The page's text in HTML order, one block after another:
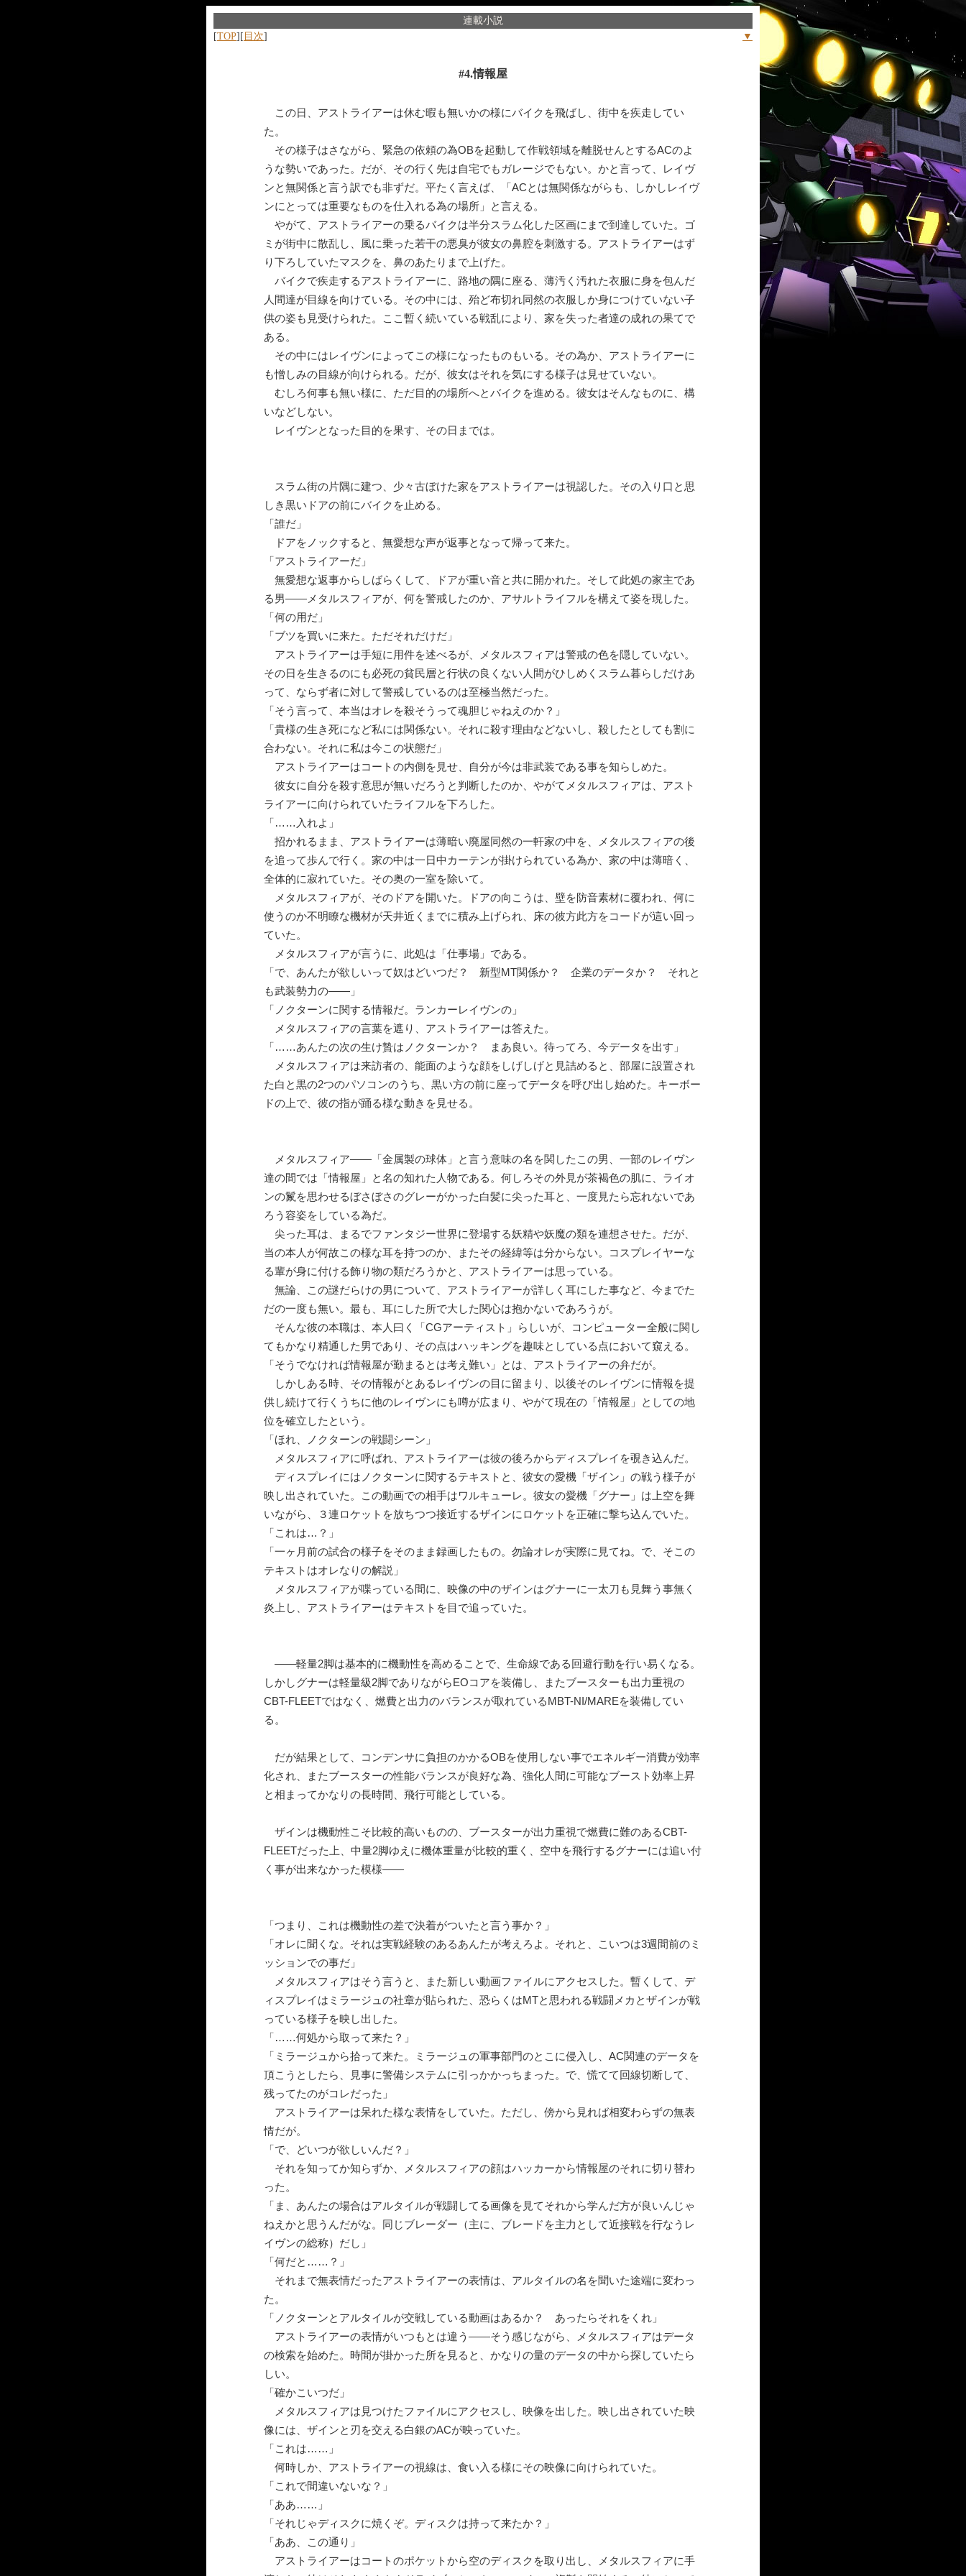
連載小説
[TOP][ 目次] ▼
#4.情報屋
この日、アストライアーは休む暇も無いかの様にバイクを飛ばし、街中を疾走してい
た。
その様子はさながら、緊急の依頼の為OBを起動して作戦領域を離脱せんとするACのよ
うな勢いであった。だが、その行く先は自宅でもガレージでもない。かと言って、レイヴ
ンと無関係と言う訳でも非ずだ。平たく言えば、「ACとは無関係ながらも、しかしレイヴ
ンにとっては重要なものを仕入れる為の場所」と言える。
やがて、アストライアーの乗るバイクは半分スラム化した区画にまで到達していた。ゴ
ミが街中に散乱し、風に乗った若干の悪臭が彼女の鼻腔を刺激する。アストライアーはず
り下ろしていたマスクを、鼻のあたりまで上げた。
バイクで疾走するアストライアーに、路地の隅に座る、薄汚く汚れた衣服に身を包んだ
人間達が目線を向けている。その中には、殆ど布切れ同然の衣服しか身につけていない子
供の姿も見受けられた。ここ暫く続いている戦乱により、家を失った者達の成れの果てで
ある。
その中にはレイヴンによってこの様になったものもいる。その為か、アストライアーに
も憎しみの目線が向けられる。だが、彼女はそれを気にする様子は見せていない。
むしろ何事も無い様に、ただ目的の場所へとバイクを進める。彼女はそんなものに、構
いなどしない。
レイヴンとなった目的を果す、その日までは。
スラム街の片隅に建つ、少々古ぼけた家をアストライアーは視認した。その入り口と思
しき黒いドアの前にバイクを止める。
「誰だ」
ドアをノックすると、無愛想な声が返事となって帰って来た。
「アストライアーだ」
無愛想な返事からしばらくして、ドアが重い音と共に開かれた。そして此処の家主であ
る男――メタルスフィアが、何を警戒したのか、アサルトライフルを構えて姿を現した。
「何の用だ」
「ブツを買いに来た。ただそれだけだ」
アストライアーは手短に用件を述べるが、メタルスフィアは警戒の色を隠していない。
その日を生きるのにも必死の貧民層と行状の良くない人間がひしめくスラム暮らしだけあ
って、ならず者に対して警戒しているのは至極当然だった。
「そう言って、本当はオレを殺そうって魂胆じゃねえのか？」
「貴様の生き死になど私には関係ない。それに殺す理由などないし、殺したとしても割に
合わない。それに私は今この状態だ」
アストライアーはコートの内側を見せ、自分が今は非武装である事を知らしめた。
彼女に自分を殺す意思が無いだろうと判断したのか、やがてメタルスフィアは、アスト
ライアーに向けられていたライフルを下ろした。
「……入れよ」
招かれるまま、アストライアーは薄暗い廃屋同然の一軒家の中を、メタルスフィアの後
を追って歩んで行く。家の中は一日中カーテンが掛けられている為か、家の中は薄暗く、
全体的に寂れていた。その奥の一室を除いて。
メタルスフィアが、そのドアを開いた。ドアの向こうは、壁を防音素材に覆われ、何に
使うのか不明瞭な機材が天井近くまでに積み上げられ、床の彼方此方をコードが這い回っ
ていた。
メタルスフィアが言うに、此処は「仕事場」である。
「で、あんたが欲しいって奴はどいつだ？ 新型MT関係か？ 企業のデータか？ それと
も武装勢力の――」
「ノクターンに関する情報だ。ランカーレイヴンの」
メタルスフィアの言葉を遮り、アストライアーは答えた。
「……あんたの次の生け贄はノクターンか？ まあ良い。待ってろ、今データを出す」
メタルスフィアは来訪者の、能面のような顔をしげしげと見詰めると、部屋に設置され
た白と黒の2つのパソコンのうち、黒い方の前に座ってデータを呼び出し始めた。キーボー
ドの上で、彼の指が踊る様な動きを見せる。
メタルスフィア――「金属製の球体」と言う意味の名を関したこの男、一部のレイヴン
達の間では「情報屋」と名の知れた人物である。何しろその外見が茶褐色の肌に、ライオ
ンの鬣を思わせるぼさぼさのグレーがかった白髪に尖った耳と、一度見たら忘れないであ
ろう容姿をしている為だ。
尖った耳は、まるでファンタジー世界に登場する妖精や妖魔の類を連想させた。だが、
当の本人が何故この様な耳を持つのか、またその経緯等は分からない。コスプレイヤーな
る輩が身に付ける飾り物の類だろうかと、アストライアーは思っている。
無論、この謎だらけの男について、アストライアーが詳しく耳にした事など、今までた
だの一度も無い。最も、耳にした所で大した関心は抱かないであろうが。
そんな彼の本職は、本人曰く「CGアーティスト」らしいが、コンピューター全般に関し
てもかなり精通した男であり、その点はハッキングを趣味としている点において窺える。
「そうでなければ情報屋が勤まるとは考え難い」とは、アストライアーの弁だが。
しかしある時、その情報がとあるレイヴンの目に留まり、以後そのレイヴンに情報を提
供し続けて行くうちに他のレイヴンにも噂が広まり、やがて現在の「情報屋」としての地
位を確立したという。
「ほれ、ノクターンの戦闘シーン」
メタルスフィアに呼ばれ、アストライアーは彼の後ろからディスプレイを覗き込んだ。
ディスプレイにはノクターンに関するテキストと、彼女の愛機「ザイン」の戦う様子が
映し出されていた。この動画での相手はワルキューレ。彼女の愛機「グナー」は上空を舞
いながら、３連ロケットを放ちつつ接近するザインにロケットを正確に撃ち込んでいた。
「これは…？」
「一ヶ月前の試合の様子をそのまま録画したもの。勿論オレが実際に見てね。で、そこの
テキストはオレなりの解説」
メタルスフィアが喋っている間に、映像の中のザインはグナーに一太刀も見舞う事無く
炎上し、アストライアーはテキストを目で追っていた。
――軽量2脚は基本的に機動性を高めることで、生命線である回避行動を行い易くなる。
しかしグナーは軽量級2脚でありながらEOコアを装備し、またブースターも出力重視の
CBT-FLEETではなく、燃費と出力のバランスが取れているMBT-NI/MAREを装備してい
る。
だが結果として、コンデンサに負担のかかるOBを使用しない事でエネルギー消費が効率
化され、またブースターの性能バランスが良好な為、強化人間に可能なブースト効率上昇
と相まってかなりの長時間、飛行可能としている。
ザインは機動性こそ比較的高いものの、ブースターが出力重視で燃費に難のあるCBT-
FLEETだった上、中量2脚ゆえに機体重量が比較的重く、空中を飛行するグナーには追い付
く事が出来なかった模様――
「つまり、これは機動性の差で決着がついたと言う事か？」
「オレに聞くな。それは実戦経験のあるあんたが考えろよ。それと、こいつは3週間前のミ
ッションでの事だ」
メタルスフィアはそう言うと、また新しい動画ファイルにアクセスした。暫くして、デ
ィスプレイはミラージュの社章が貼られた、恐らくはMTと思われる戦闘メカとザインが戦
っている様子を映し出した。
「……何処から取って来た？」
「ミラージュから拾って来た。ミラージュの軍事部門のとこに侵入し、AC関連のデータを
頂こうとしたら、見事に警備システムに引っかかっちまった。で、慌てて回線切断して、
残ってたのがコレだった」
アストライアーは呆れた様な表情をしていた。ただし、傍から見れば相変わらずの無表
情だが。
「で、どいつが欲しいんだ？」
それを知ってか知らずか、メタルスフィアの顔はハッカーから情報屋のそれに切り替わ
った。
「ま、あんたの場合はアルタイルが戦闘してる画像を見てそれから学んだ方が良いんじゃ
ねえかと思うんだがな。同じブレーダー（主に、ブレードを主力として近接戦を行なうレ
イヴンの総称）だし」
「何だと……？」
それまで無表情だったアストライアーの表情は、アルタイルの名を聞いた途端に変わっ
た。
「ノクターンとアルタイルが交戦している動画はあるか？ あったらそれをくれ」
アストライアーの表情がいつもとは違う――そう感じながら、メタルスフィアはデータ
の検索を始めた。時間が掛かった所を見ると、かなりの量のデータの中から探していたら
しい。
「確かこいつだ」
メタルスフィアは見つけたファイルにアクセスし、映像を出した。映し出されていた映
像には、ザインと刃を交える白銀のACが映っていた。
「これは……」
何時しか、アストライアーの視線は、食い入る様にその映像に向けられていた。
「これで間違いないな？」
「ああ……」
「それじゃディスクに焼くぞ。ディスクは持って来たか？」
「ああ、この通り」
アストライアーはコートのポケットから空のディスクを取り出し、メタルスフィアに手